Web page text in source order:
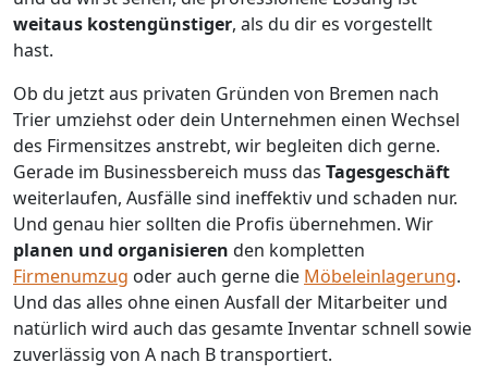
weitaus kostengünstiger, als du dir es vorgestellt
hast.
Ob du jetzt aus privaten Gründen von Bremen nach
Trier umziehst oder dein Unternehmen einen Wechsel
des Firmensitzes anstrebt, wir begleiten dich gerne.
Gerade im Businessbereich muss das Tagesgeschäft
weiterlaufen, Ausfälle sind ineffektiv und schaden nur.
Und genau hier sollten die Profis übernehmen. Wir
planen und organisieren den kompletten
Firmenumzug oder auch gerne die Möbeleinlagerung.
Und das alles ohne einen Ausfall der Mitarbeiter und
natürlich wird auch das gesamte Inventar schnell sowie
zuverlässig von A nach B transportiert.